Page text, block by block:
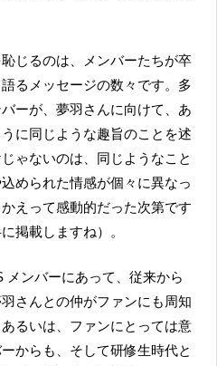
るメッセージの数々です。多
ーが、夢羽さんに向けて、あ
に同じような趣旨のことを述
ゃないのは、同じようなこと
められた情感が個々に異なっ
えって感動的だった次第です
掲載しますね）。
さんとの仲がファンにも周知
るいは、ファンにとっては意
からも、そして研修生時代と